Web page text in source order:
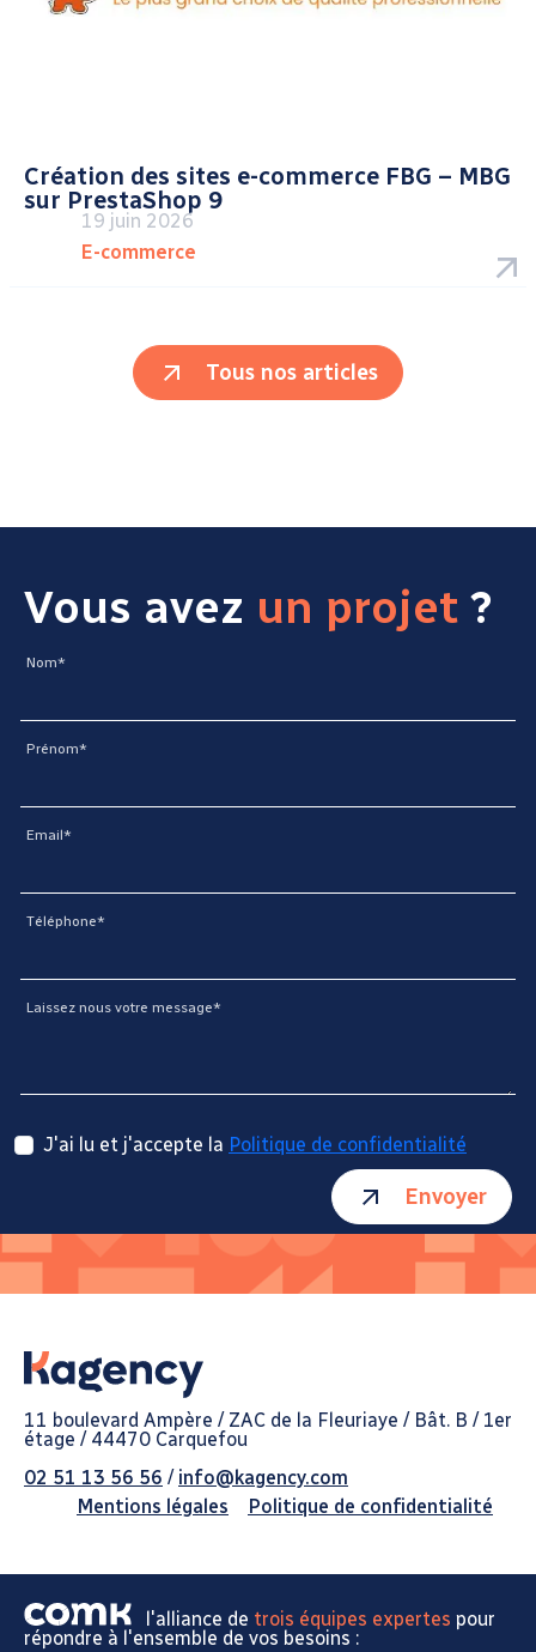
Création des sites e-commerce FBG – MBG
sur PrestaShop 9
19 juin 2026
E-commerce
Tous nos articles
Vous avez un projet ?
Nom*
Prénom*
Email*
Téléphone*
Laissez nous votre message*
J'ai lu et j'accepte la Politique de confidentialité
Envoyer
11 boulevard Ampère / ZAC de la Fleuriaye / Bât. B / 1er
étage / 44470 Carquefou
02 51 13 56 56 / info@kagency.com
Mentions légales
Politique de confidentialité
l'alliance de trois équipes expertes pour
répondre à l'ensemble de vos besoins :